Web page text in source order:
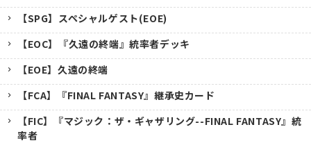
【SPG】スペシャルゲスト(EOE)
【EOC】『久遠の終端』統率者デッキ
【EOE】久遠の終端
【FCA】『FINAL FANTASY』継承史カード
【FIC】『マジック：ザ・ギャザリング--FINAL FANTASY』統
率者